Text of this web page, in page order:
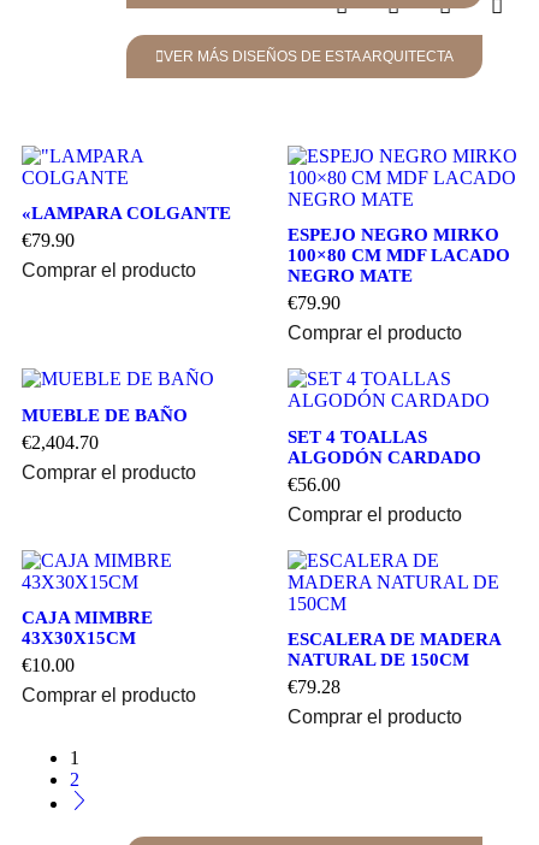
VER MÁS DISEÑOS DE ESTA ARQUITECTA
«LAMPARA COLGANTE
€79.90
Comprar el producto
ESPEJO NEGRO MIRKO
100×80 CM MDF LACADO
NEGRO MATE
€79.90
Comprar el producto
MUEBLE DE BAÑO
€2,404.70
Comprar el producto
SET 4 TOALLAS
ALGODÓN CARDADO
€56.00
Comprar el producto
CAJA MIMBRE
43X30X15CM
€10.00
Comprar el producto
ESCALERA DE MADERA
NATURAL DE 150CM
€79.28
Comprar el producto
1
2